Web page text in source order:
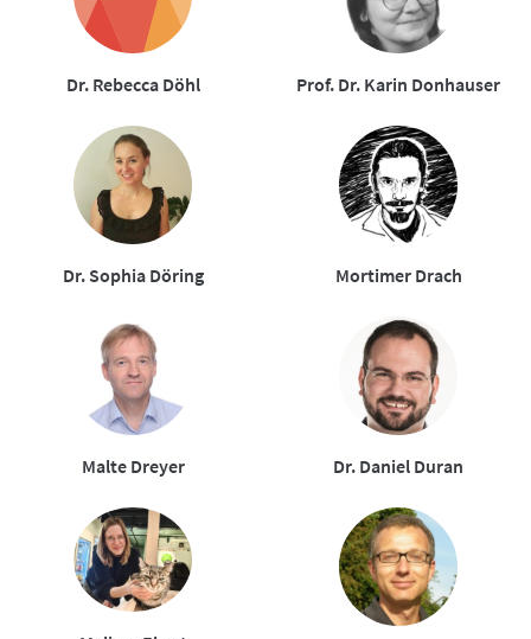
Dr. Rebecca Döhl Prof. Dr. Karin Donhauser
Dr. Sophia Döring Mortimer Drach
Malte Dreyer Dr. Daniel Duran